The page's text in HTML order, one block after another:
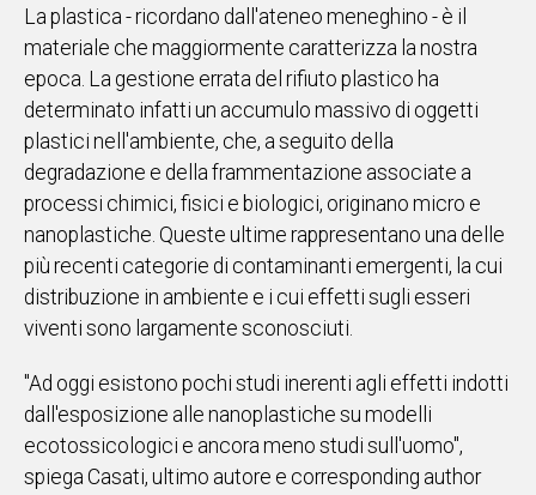
AL CANALE
WHATSAPP
Social
La plastica - ricordano dall'ateneo meneghino - è il
materiale che maggiormente caratterizza la nostra
epoca. La gestione errata del rifiuto plastico ha
determinato infatti un accumulo massivo di oggetti
plastici nell'ambiente, che, a seguito della
degradazione e della frammentazione associate a
processi chimici, fisici e biologici, originano micro e
nanoplastiche. Queste ultime rappresentano una delle
più recenti categorie di contaminanti emergenti, la cui
distribuzione in ambiente e i cui effetti sugli esseri
viventi sono largamente sconosciuti.
"Ad oggi esistono pochi studi inerenti agli effetti indotti
dall'esposizione alle nanoplastiche su modelli
ecotossicologici e ancora meno studi sull'uomo",
spiega Casati, ultimo autore e corresponding author